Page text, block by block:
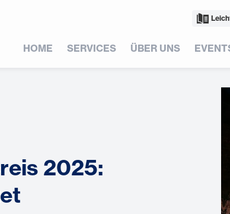
HOME SERVICES ÜBER UNS
2025: